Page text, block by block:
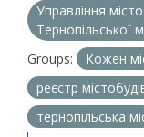
Управління
Тернопільської
Groups:
Кожен
реєстр
тернопільська